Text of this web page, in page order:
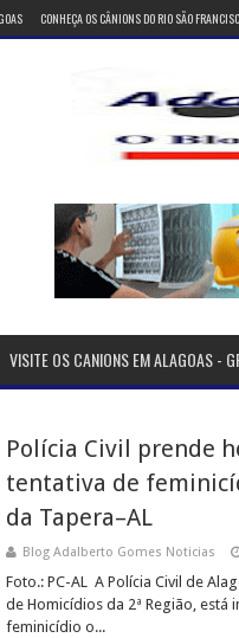
CONHEÇA OS CÂNIONS DO RIO SÃO
VISITE OS CANIONS EM ALAGOAS -
Polícia Civil prende
tentativa de
da Tapera–AL
Blog Adalberto Gomes Noticias
Foto.: PC-AL A Polícia Civil de
de Homicídios da 2ª Região, está
feminicídio o...